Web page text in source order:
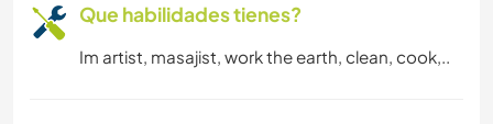
Que habilidades tienes?
Im artist, masajist, work the earth, clean, cook,..